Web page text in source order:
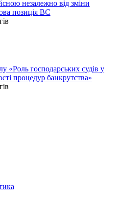
незалежно від зміни
позиція ВС
«Роль господарських судів у
процедур банкрутства»